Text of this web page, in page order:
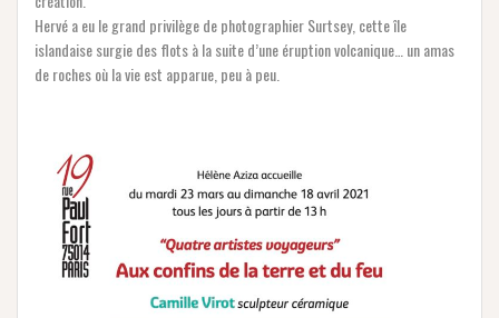
Hervé a eu le grand privilège de photographier Surtsey, cette île
islandaise surgie des flots à la suite d’une éruption volcanique… un amas
de roches où la vie est apparue, peu à peu.